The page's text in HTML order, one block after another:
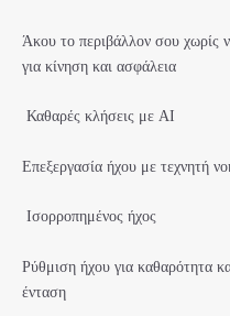
Άκου το περιβάλλον σου χωρίς
για κίνηση και ασφάλεια
Καθαρές κλήσεις με AI
Επεξεργασία ήχου με τεχνητή
Ισορροπημένος ήχος
Ρύθμιση ήχου για καθαρότητα
ένταση